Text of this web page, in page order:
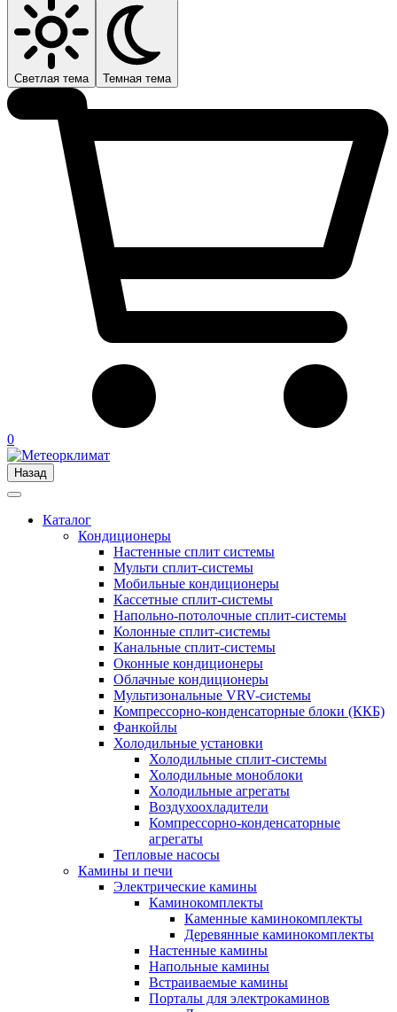
Светлая тема Темная тема
0
Назад
Каталог
Кондиционеры
Настенные сплит системы
Мульти сплит-системы
Мобильные кондиционеры
Кассетные сплит-системы
Напольно-потолочные сплит-системы
Колонные сплит-системы
Канальные сплит-системы
Оконные кондиционеры
Облачные кондиционеры
Мультизональные VRV-системы
Компрессорно-конденсаторные блоки (ККБ)
Фанкойлы
Холодильные установки
Холодильные сплит-системы
Холодильные моноблоки
Холодильные агрегаты
Воздухоохладители
Компрессорно-конденсаторные
агрегаты
Тепловые насосы
Камины и печи
Электрические камины
Каминокомплекты
Каменные каминокомплекты
Деревянные каминокомплекты
Настенные камины
Напольные камины
Встраиваемые камины
Порталы для электрокаминов